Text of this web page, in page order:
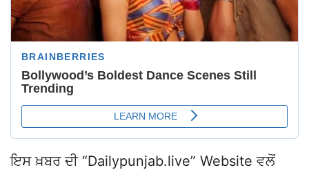
ਇਸ ਖ਼ਬਰ ਦੀ “Dailypunjab.live” Website ਵਲੋਂ